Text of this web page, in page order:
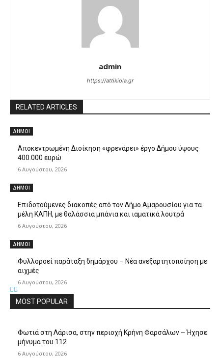
admin
https://attikiola.gr
RELATED ARTICLES
ΔΗΜΟΙ
Αποκεντρωμένη Διοίκηση «φρενάρει» έργο Δήμου ύψους
400.000 ευρώ
6 Αυγούστου, 2026
ΔΗΜΟΙ
Επιδοτούμενες διακοπές από τον Δήμο Αμαρουσίου για τα
μέλη ΚΑΠΗ, με θαλάσσια μπάνια και ιαματικά λουτρά
6 Αυγούστου, 2026
ΔΗΜΟΙ
Φυλλοροεί παράταξη δημάρχου – Νέα ανεξαρτητοποίηση με
αιχμές
6 Αυγούστου, 2026
MOST POPULAR
Φωτιά στη Λάρισα, στην περιοχή Κρήνη Φαρσάλων – Ήχησε
μήνυμα του 112
6 Αυγούστου, 2026